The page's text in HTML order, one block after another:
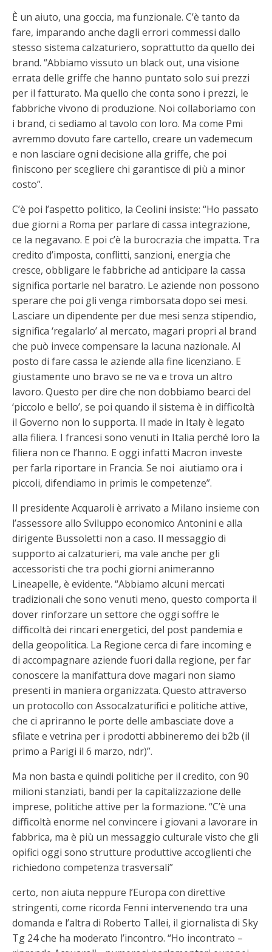
È un aiuto, una goccia, ma funzionale. C’è tanto da
fare, imparando anche dagli errori commessi dallo
stesso sistema calzaturiero, soprattutto da quello dei
brand. “Abbiamo vissuto un black out, una visione
errata delle griffe che hanno puntato solo sui prezzi
per il fatturato. Ma quello che conta sono i prezzi, le
fabbriche vivono di produzione. Noi collaboriamo con
i brand, ci sediamo al tavolo con loro. Ma come Pmi
avremmo dovuto fare cartello, creare un vademecum
e non lasciare ogni decisione alla griffe, che poi
finiscono per scegliere chi garantisce di più a minor
costo”.
C’è poi l’aspetto politico, la Ceolini insiste: “Ho passato
due giorni a Roma per parlare di cassa integrazione,
ce la negavano. E poi c’è la burocrazia che impatta. Tra
credito d’imposta, conflitti, sanzioni, energia che
cresce, obbligare le fabbriche ad anticipare la cassa
significa portarle nel baratro. Le aziende non possono
sperare che poi gli venga rimborsata dopo sei mesi.
Lasciare un dipendente per due mesi senza stipendio,
significa ‘regalarlo’ al mercato, magari propri al brand
che può invece compensare la lacuna nazionale. Al
posto di fare cassa le aziende alla fine licenziano. E
giustamente uno bravo se ne va e trova un altro
lavoro. Questo per dire che non dobbiamo bearci del
‘piccolo e bello’, se poi quando il sistema è in difficoltà
il Governo non lo supporta. Il made in Italy è legato
alla filiera. I francesi sono venuti in Italia perché loro la
filiera non ce l’hanno. E oggi infatti Macron investe
per farla riportare in Francia. Se noi aiutiamo ora i
piccoli, difendiamo in primis le competenze”.
Il presidente Acquaroli è arrivato a Milano insieme con
l’assessore allo Sviluppo economico Antonini e alla
dirigente Bussoletti non a caso. Il messaggio di
supporto ai calzaturieri, ma vale anche per gli
accessoristi che tra pochi giorni animeranno
Lineapelle, è evidente. “Abbiamo alcuni mercati
tradizionali che sono venuti meno, questo comporta il
dover rinforzare un settore che oggi soffre le
difficoltà dei rincari energetici, del post pandemia e
della geopolitica. La Regione cerca di fare incoming e
di accompagnare aziende fuori dalla regione, per far
conoscere la manifattura dove magari non siamo
presenti in maniera organizzata. Questo attraverso
un protocollo con Assocalzaturifici e politiche attive,
che ci apriranno le porte delle ambasciate dove a
sfilate e vetrina per i prodotti abbineremo dei b2b (il
primo a Parigi il 6 marzo, ndr)”.
Ma non basta e quindi politiche per il credito, con 90
milioni stanziati, bandi per la capitalizzazione delle
imprese, politiche attive per la formazione. “C’è una
difficoltà enorme nel convincere i giovani a lavorare in
fabbrica, ma è più un messaggio culturale visto che gli
opifici oggi sono strutture produttive accoglienti che
richiedono competenza trasversali”
certo, non aiuta neppure l’Europa con direttive
stringenti, come ricorda Fenni intervenendo tra una
domanda e l’altra di Roberto Tallei, il giornalista di Sky
Tg 24 che ha moderato l’incontro. “Ho incontrato –